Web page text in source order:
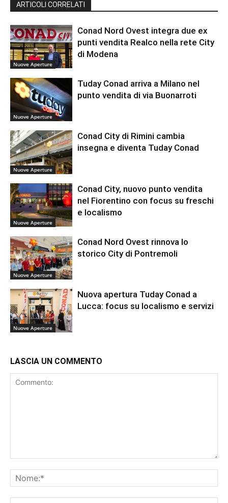
ARTICOLI CORRELATI
Nuove Aperture
Conad Nord Ovest integra due ex
punti vendita Realco nella rete City
di Modena
Nuove Aperture
Tuday Conad arriva a Milano nel
punto vendita di via Buonarroti
Nuove Aperture
Conad City di Rimini cambia
insegna e diventa Tuday Conad
Nuove Aperture
Conad City, nuovo punto vendita
nel Fiorentino con focus su freschi
e localismo
Nuove Aperture
Conad Nord Ovest rinnova lo
storico City di Pontremoli
Nuove Aperture
Nuova apertura Tuday Conad a
Lucca: focus su localismo e servizi
LASCIA UN COMMENTO